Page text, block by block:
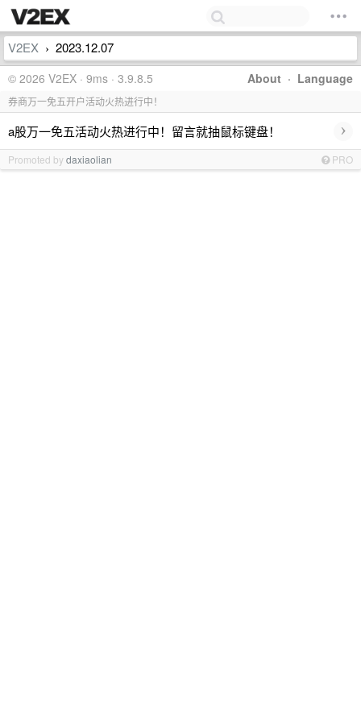
V2EX › 2023.12.07
About · Language
© 2026 V2EX · 9ms · 3.9.8.5
券商万一免五开户活动火热进行中！
a股万一免五活动火热进行中！留言就抽鼠标键盘！ ›
Promoted bydaxiaolian PRO